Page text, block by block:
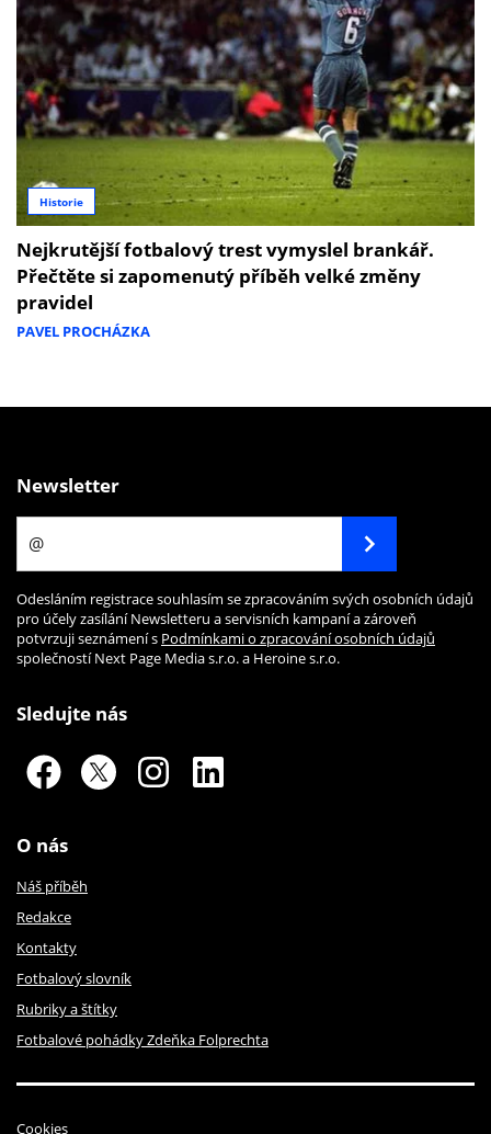
Historie
Nejkrutější fotbalový trest vymyslel brankář.
Přečtěte si zapomenutý příběh velké změny
pravidel
PAVEL PROCHÁZKA
Newsletter
Odesláním registrace souhlasím se zpracováním svých osobních údajů
pro účely zasílání Newsletteru a servisních kampaní a zároveň
potvrzuji seznámení s Podmínkami o zpracování osobních údajů
společností Next Page Media s.r.o. a Heroine s.r.o.
Sledujte nás
O nás
Náš příběh
Redakce
Kontakty
Fotbalový slovník
Rubriky a štítky
Fotbalové pohádky Zdeňka Folprechta
Cookies